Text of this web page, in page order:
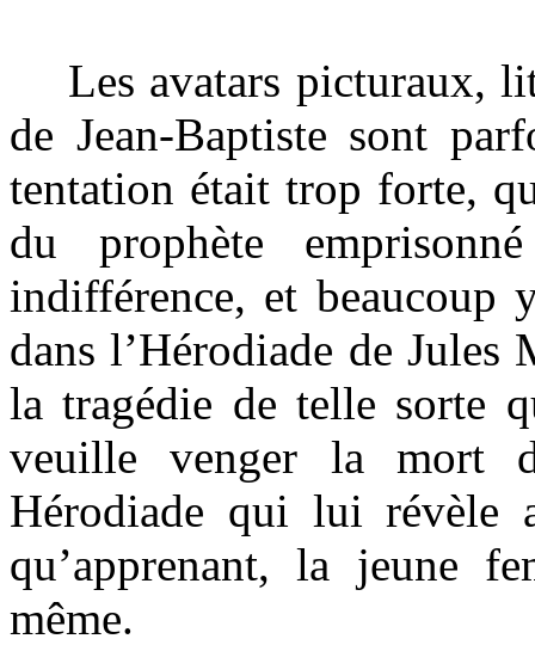
Les avatars picturaux,
de Jean-Baptiste sont
tentation était trop forte,
du prophète
indifférence, et beaucoup
dans l’Hérodiade de Jules
la tragédie de telle sorte
veuille venger la mort
Hérodiade qui lui
qu’apprenant, la jeune
même.